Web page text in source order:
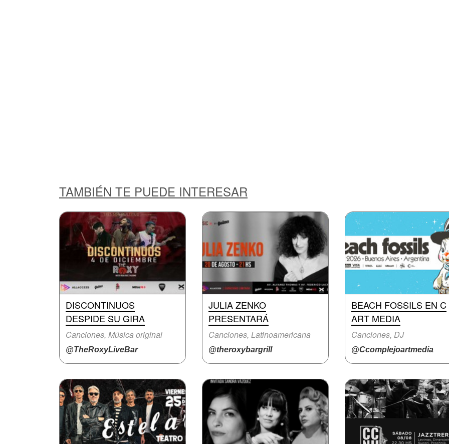
TAMBIÉN TE PUEDE INTERESAR
DISCONTINUOS
DESPIDE SU GIRA
Canciones, Música original
@TheRoxyLiveBar
JULIA ZENKO
PRESENTARÁ
Canciones, Latinoamericana
@theroxybargrill
BEACH FOSSILS EN C
ART MEDIA
Canciones, DJ
@Ccomplejoartmedia